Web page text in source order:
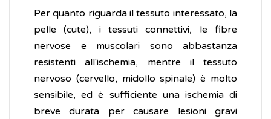
Per quanto riguarda il tessuto interessato, la
pelle (cute), i tessuti connettivi, le fibre
nervose e muscolari sono abbastanza
resistenti all'ischemia, mentre il tessuto
nervoso (cervello, midollo spinale) è molto
sensibile, ed è sufficiente una ischemia di
breve durata per causare lesioni gravi